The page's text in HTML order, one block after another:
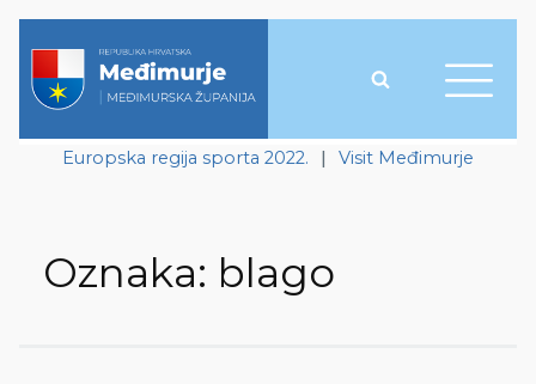
Europska regija sporta 2022. | Visit Međimurje
Oznaka: blago